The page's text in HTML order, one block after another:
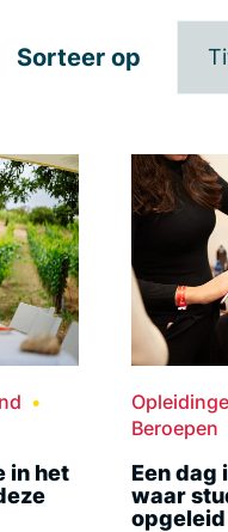
Sorteer op
in het
Beroepen
Een dag
waar